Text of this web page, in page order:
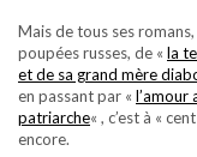
Mais de tous ses
poupées russes, de « la
et de sa grand mère
en passant par « l’amour
patriarche« , c’est à «
encore.